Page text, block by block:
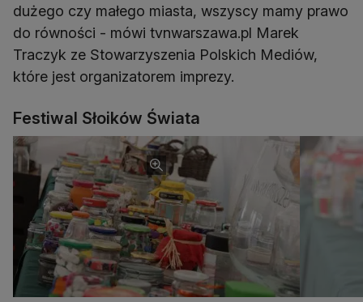
dużego czy małego miasta, wszyscy mamy prawo
do równości - mówi tvnwarszawa.pl Marek
Traczyk ze Stowarzyszenia Polskich Mediów,
które jest organizatorem imprezy.
Festiwal Słoików Świata